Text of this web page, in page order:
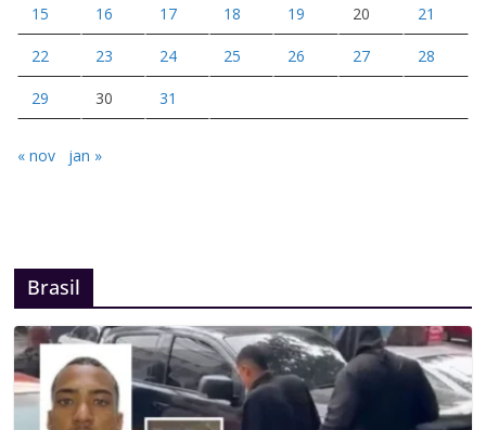
15 16 17 18 19 20 21
22 23 24 25 26 27 28
29 30 31
« nov jan »
Brasil